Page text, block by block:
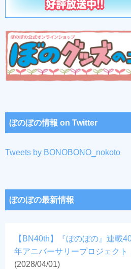
ぼのぼの情報 on Twitter
Tweets by BONOBONO_nokoto
ぼのぼの最新情報
【BN40th】『ぼのぼの』連載
年アニバーサリープロジェクト
(2028/04/01)